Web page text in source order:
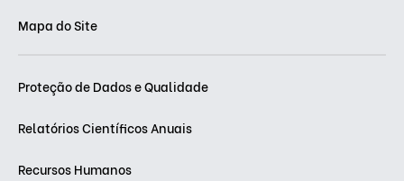
Mapa do Site
Proteção de Dados e Qualidade
Relatórios Científicos Anuais
Recursos Humanos